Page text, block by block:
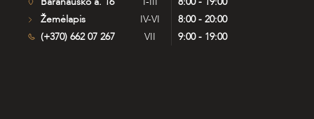
Žemėlapis
(+370) 662 07 267
IV-VI
8:00 - 20:00
VII
9:00 - 19:00